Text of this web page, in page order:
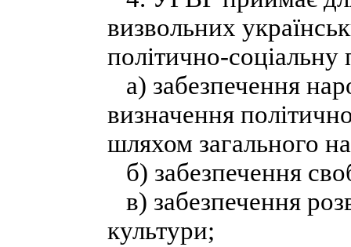
визвольних
політично-
а) забезпечення
визначення
шляхом загального
б) забезпечення
в) забезпечення
культури;